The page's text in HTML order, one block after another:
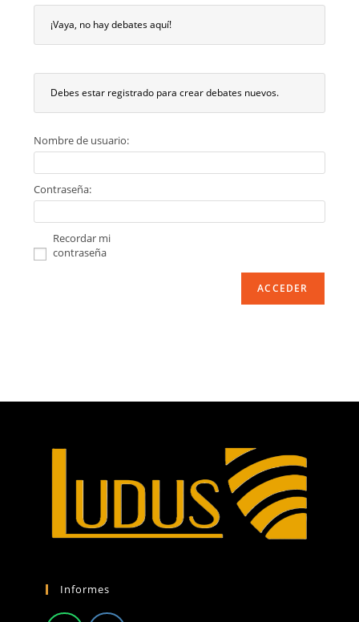
¡Vaya, no hay debates aquí!
Debes estar registrado para crear debates nuevos.
Nombre de usuario:
Contraseña:
Recordar mi
contraseña
ACCEDER
Informes